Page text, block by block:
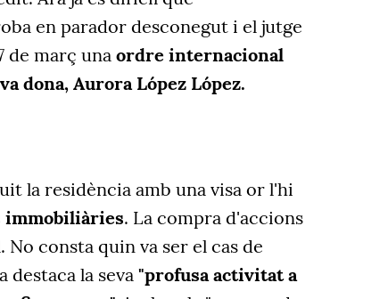
en parador desconegut i el jutge
de març una ordre internacional
dona, Aurora López López.
la residència amb una visa or l'hi
. La compra d'accions
No consta quin va ser el cas de
destaca la seva"profusa activitat a